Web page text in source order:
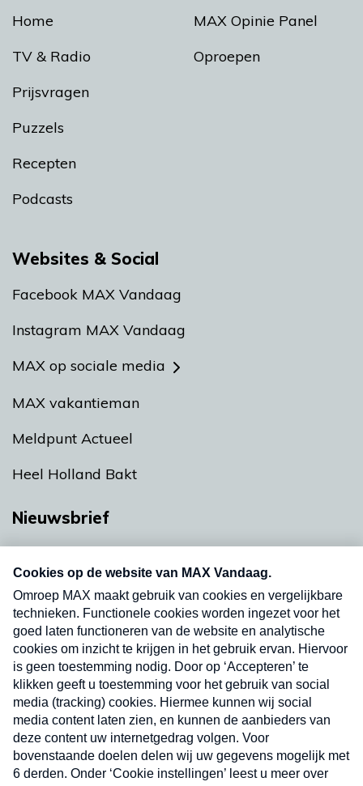
Home
TV & Radio
Prijsvragen
Puzzels
Recepten
Podcasts
MAX Opinie Panel
Oproepen
Websites & Social
Facebook MAX Vandaag
Instagram MAX Vandaag
MAX op sociale media
MAX vakantieman
Meldpunt Actueel
Heel Holland Bakt
Nieuwsbrief
nieuwsbrief. Elke vrijdag- en dinsdagochtend in
uw mailbox.
Verzend